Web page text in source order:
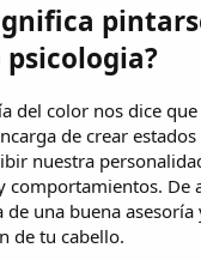
del color nos dice
de crear
nuestra
comportamientos. De
una buena asesoría
de tu cabello.